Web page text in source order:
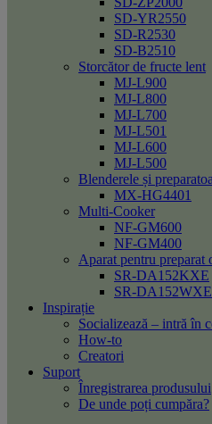
SD-YR2550
SD-R2530
SD-B2510
Storcător de fructe lent
MJ-L900
MJ-L800
MJ-L700
MJ-L501
MJ-L600
MJ-L500
Blenderele și
MX-HG4401
Multi-Cooker
NF-GM600
NF-GM400
Aparat pentru preparat
SR-DA152KXE
SR-DA152WXE
Inspirație
Socializează – intră în
How-to
Creatori
Suport
Înregistrarea produsului
De unde poți cumpăra?